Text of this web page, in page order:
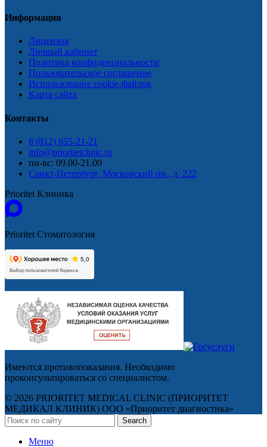
Информация
Лицензия
Личный кабинет
Политика конфиденциальности
Пользовательское соглашение
Использование cookie-файлов
Карта сайта
Контакты
8 (812) 655-21-21
info@prioritetclinic.ru
пн-вс: 09.00-21.00
Санкт-Петербург, Московский пр., д. 222
Prioritet Клиника
Prioritet Стоматология
Имеются противопоказания. Необходимо
проконсультироваться со специалистом.
© 2026 PRIORITET MEDICAL CLINIC (ПРИОРИТЕТ
МЕДИКАЛ КЛИНИК) ООО «Приоритет диагностика»
Search
Меню